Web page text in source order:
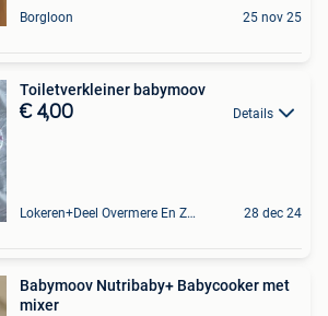
Borgloon 25 nov 25
Toiletverkleiner babymoov
€ 4,00 Details
Lokeren+Deel Overmere En Zele 28 dec 24
Babymoov Nutribaby+ Babycooker met
mixer